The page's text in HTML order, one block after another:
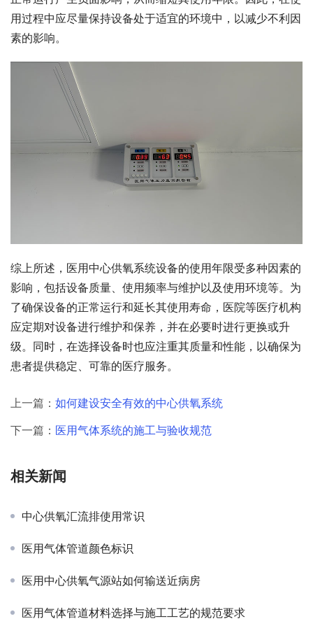
用过程中应尽量保持设备处于适宜的环境中，以减少不利因
素的影响。
综上所述，医用中心供氧系统设备的使用年限受多种因素的
影响，包括设备质量、使用频率与维护以及使用环境等。为
了确保设备的正常运行和延长其使用寿命，医院等医疗机构
应定期对设备进行维护和保养，并在必要时进行更换或升
级。同时，在选择设备时也应注重其质量和性能，以确保为
患者提供稳定、可靠的医疗服务。
上一篇： 如何建设安全有效的中心供氧系统
下一篇： 医用气体系统的施工与验收规范
相关新闻
中心供氧汇流排使用常识
医用气体管道颜色标识
医用中心供氧气源站如何输送近病房
医用气体管道材料选择与施工工艺的规范要求